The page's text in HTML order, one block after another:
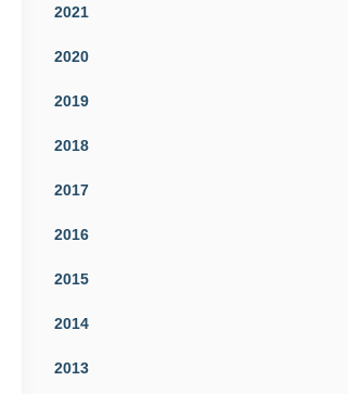
2021
2020
2019
2018
2017
2016
2015
2014
2013